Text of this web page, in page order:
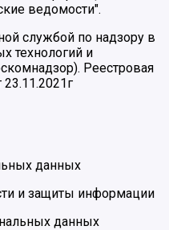
ведомости".
службой по надзору в
технологий и
Реестровая
данных
и защиты информации
данных